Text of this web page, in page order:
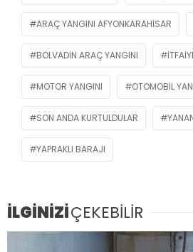
ARAÇ YANGINI AFYONKARAHISAR
BOLVADIN ARAÇ YANGINI
MOTOR YANGINI OTOMOBIL
SON ANDA KURTULDULAR
YAPRAKLI BARAJI
İLGİNİZİÇEKEBİLİR